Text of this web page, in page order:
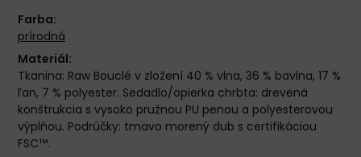
Farba:
prírodná
Materiál:
Tkanina: Raw Bouclé v zložení 40 % vlna, 36 % bavlna, 17 %
ľan, 7 % polyester. Sedadlo/opierka chrbta: drevená
konštrukcia s vysoko pružnou PU penou a polyesterovou
výplňou. Podrúčky: tmavo morený dub s certifikáciou
FSC™.